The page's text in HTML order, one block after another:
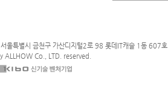
울특별시 금천구 가산디지털2로 98 롯데IT캐슬 1동 607호
Co., LTD. reserved.